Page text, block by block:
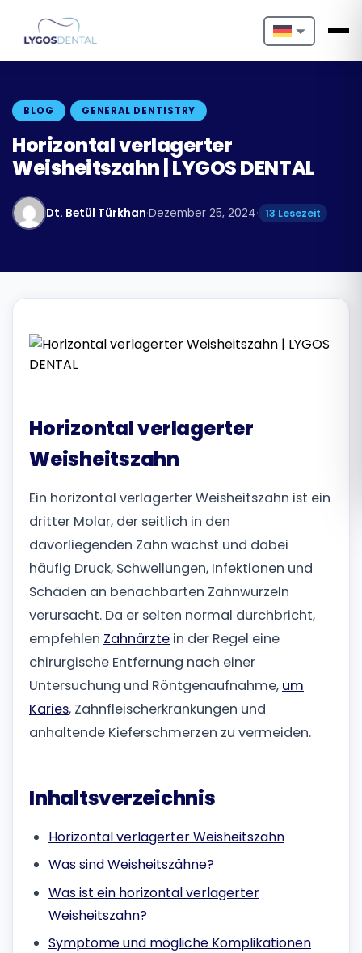
Nederlands
Deutsch
Português
BLOG GENERAL DENTISTRY
Horizontal verlagerter
Weisheitszahn | LYGOS DENTAL
Dt. Betül Türkhan·Dezember 25, 2024· 13 Lesezeit
Horizontal verlagerter
Weisheitszahn
Ein horizontal verlagerter Weisheitszahn ist ein
dritter Molar, der seitlich in den
davorliegenden Zahn wächst und dabei
häufig Druck, Schwellungen, Infektionen und
Schäden an benachbarten Zahnwurzeln
verursacht. Da er selten normal durchbricht,
empfehlen Zahnärzte in der Regel eine
chirurgische Entfernung nach einer
Untersuchung und Röntgenaufnahme, um
Karies, Zahnfleischerkrankungen und
anhaltende Kieferschmerzen zu vermeiden.
Inhaltsverzeichnis
Horizontal verlagerter Weisheitszahn
Was sind Weisheitszähne?
Was ist ein horizontal verlagerter
Weisheitszahn?
Symptome und mögliche Komplikationen